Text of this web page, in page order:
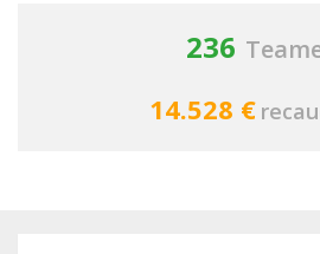
236
14.528 €